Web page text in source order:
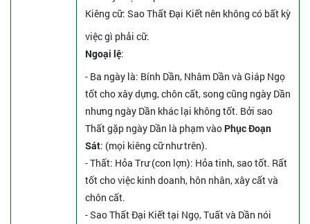
Kiêng cữ: Sao Thất Đại Kiết nên không có bất kỳ
việc gì phải cữ.
Ngoại lệ:
- Ba ngày là: Bính Dần, Nhâm Dần và Giáp Ngọ
tốt cho xây dựng, chôn cất, song cũng ngày Dần
nhưng ngày Dần khác lại không tốt. Bởi sao
Thất gặp ngày Dần là phạm vào Phục Đoạn
Sát: (mọi kiêng cữ như trên).
- Thất: Hỏa Trư (con lợn): Hỏa tinh, sao tốt. Rất
tốt cho việc kinh doanh, hôn nhân, xây cất và
chôn cất.
- Sao Thất Đại Kiết tại Ngọ, Tuất và Dần nói